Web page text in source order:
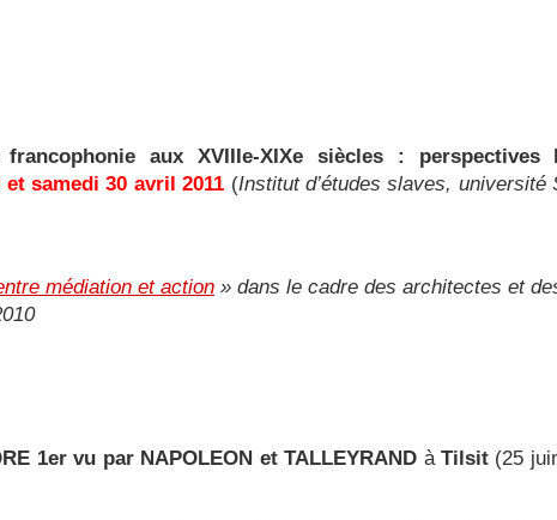
francophonie aux XVIIIe-XIXe siècles :
samedi 30 avril 2011 (Institut d’études slaves, université
médiation et action » dans le cadre des architectes et
1er vu par NAPOLEON et TALLEYRAND à Tilsit(25